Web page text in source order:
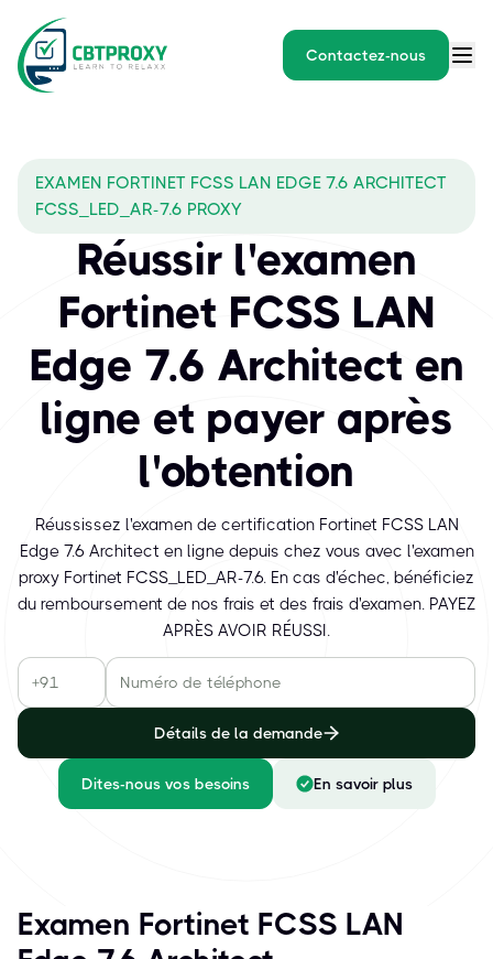
Contactez-nous
EXAMEN FORTINET FCSS LAN EDGE 7.6 ARCHITECT
FCSS_LED_AR-7.6 PROXY
Réussir l'examen
Fortinet FCSS LAN
Edge 7.6 Architect en
ligne et payer après
l'obtention
Réussissez l'examen de certification Fortinet FCSS LAN
Edge 7.6 Architect en ligne depuis chez vous avec l'examen
proxy Fortinet FCSS_LED_AR-7.6. En cas d'échec, bénéficiez
du remboursement de nos frais et des frais d'examen. PAYEZ
APRÈS AVOIR RÉUSSI.
Détails de la demande
Dites-nous vos besoins En savoir plus
Examen Fortinet FCSS LAN